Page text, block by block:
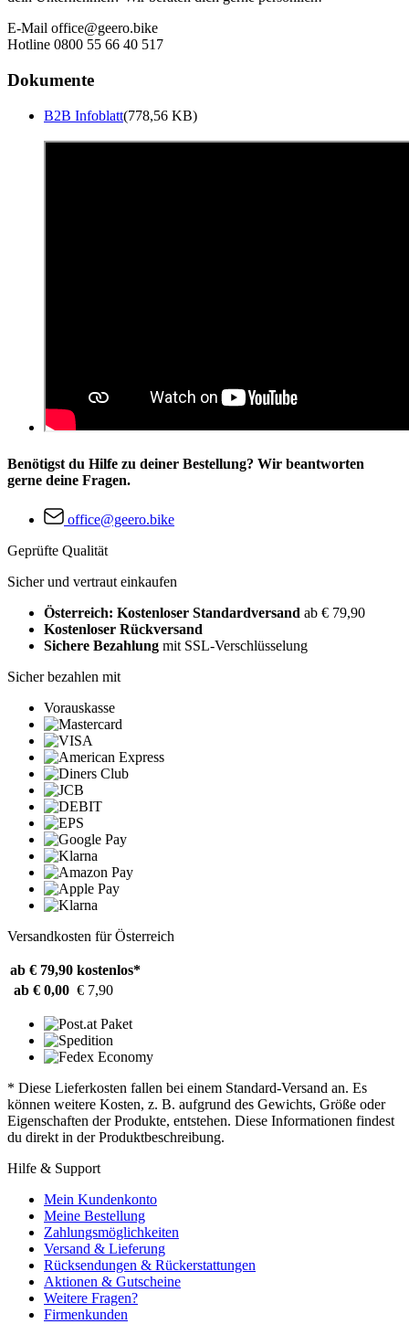
E-Mail office@geero.bike
Hotline 0800 55 66 40 517
Dokumente
B2B Infoblatt(778,56 KB)
Benötigst du Hilfe zu deiner Bestellung? Wir beantworten
gerne deine Fragen.
office@geero.bike
Geprüfte Qualität
Sicher und vertraut einkaufen
Österreich: Kostenloser Standardversand ab € 79,90
Kostenloser Rückversand
Sichere Bezahlung mit SSL-Verschlüsselung
Sicher bezahlen mit
Vorauskasse
Versandkosten für Österreich
ab € 79,90 kostenlos*
ab € 0,00 € 7,90
* Diese Lieferkosten fallen bei einem Standard-Versand an. Es
können weitere Kosten, z. B. aufgrund des Gewichts, Größe oder
Eigenschaften der Produkte, entstehen. Diese Informationen findest
du direkt in der Produktbeschreibung.
Hilfe & Support
Mein Kundenkonto
Meine Bestellung
Zahlungsmöglichkeiten
Versand & Lieferung
Rücksendungen & Rückerstattungen
Aktionen & Gutscheine
Weitere Fragen?
Firmenkunden